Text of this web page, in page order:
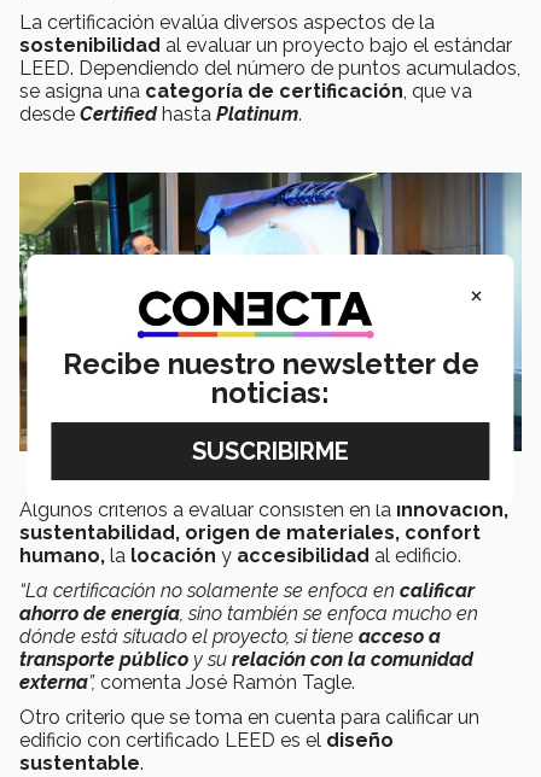
La certificación evalúa diversos aspectos de la
sostenibilidad al evaluar un proyecto bajo el estándar
LEED. Dependiendo del número de puntos acumulados,
se asigna una categoría de certificación, que va
desde Certifiedhasta Platinum.
Algunos criterios a evaluar consisten en la innovación,
sustentabilidad, origen de materiales, confort
humano, la locación y accesibilidad al edificio.
“La certificación no solamente se enfoca en calificar
ahorro de energía, sino también se enfoca mucho en
dónde está situado el proyecto, si tiene acceso a
transporte público y su relación con la comunidad
externa”, comenta José Ramón Tagle.
Otro criterio que se toma en cuenta para calificar un
edificio con certificado LEED es el diseño
sustentable.
×
Recibe nuestro newsletter de
noticias: